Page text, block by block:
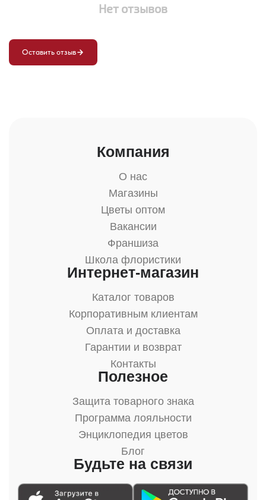
Нет отзывов
Оставить отзыв
Компания
О нас
Магазины
Цветы оптом
Вакансии
Франшиза
Школа флористики
Интернет-магазин
Каталог товаров
Корпоративным клиентам
Оплата и доставка
Гарантии и возврат
Контакты
Полезное
Защита товарного знака
Программа лояльности
Энциклопедия цветов
Блог
Будьте на связи